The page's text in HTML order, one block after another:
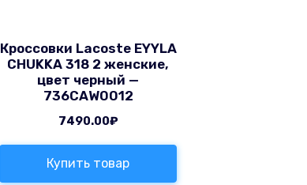
Кроссовки Lacoste EYYLA
CHUKKA 318 2 женские,
цвет черный —
736CAW0012
7490.00₽
Купить товар